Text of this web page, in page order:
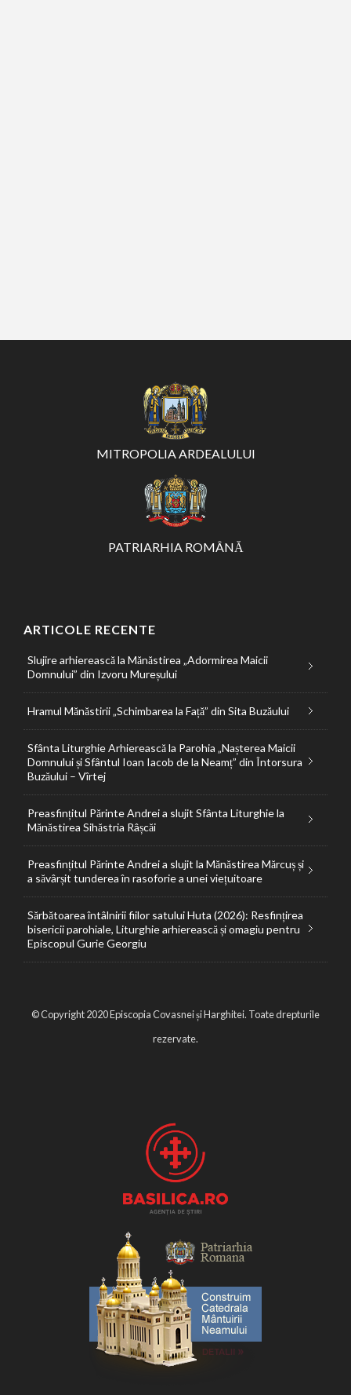
MITROPOLIA ARDEALULUI
PATRIARHIA ROMÂNĂ
ARTICOLE RECENTE
Slujire arhierească la Mănăstirea „Adormirea Maicii
Domnului” din Izvoru Mureșului
Hramul Mănăstirii „Schimbarea la Față” din Sita Buzăului
Sfânta Liturghie Arhierească la Parohia „Nașterea Maicii
Domnului și Sfântul Ioan Iacob de la Neamț” din Întorsura
Buzăului – Vîrtej
Preasfințitul Părinte Andrei a slujit Sfânta Liturghie la
Mănăstirea Sihăstria Râșcăi
Preasfințitul Părinte Andrei a slujit la Mănăstirea Mărcuș și
a săvârșit tunderea în rasoforie a unei viețuitoare
Sărbătoarea întâlnirii fiilor satului Huta (2026): Resfințirea
bisericii parohiale, Liturghie arhierească și omagiu pentru
Episcopul Gurie Georgiu
© Copyright 2020 Episcopia Covasnei și Harghitei. Toate drepturile
rezervate.